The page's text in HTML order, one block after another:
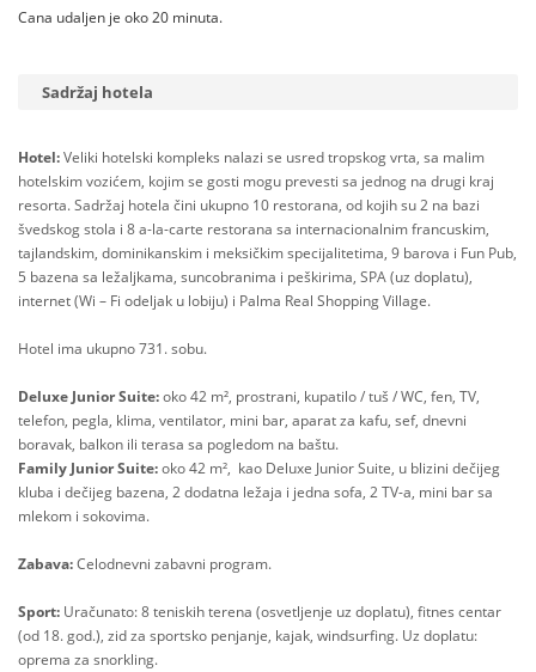
Cana udaljen je oko 20 minuta.
Sadržaj hotela
Hotel:Veliki hotelski kompleks nalazi se usred tropskog vrta, sa malim
hotelskim vozićem, kojim se gosti mogu prevesti sa jednog na drugi kraj
resorta. Sadržaj hotela čini ukupno 10 restorana, od kojih su 2 na bazi
švedskog stola i 8 a-la-carte restorana sa internacionalnim francuskim,
tajlandskim, dominikanskim i meksičkim specijalitetima, 9 barova i Fun Pub,
5 bazena sa ležaljkama, suncobranima i peškirima, SPA (uz doplatu),
internet (Wi – Fi odeljak u lobiju) i Palma Real Shopping Village.
Hotel ima ukupno 731. sobu.
Deluxe Junior Suite:oko 42 m², prostrani, kupatilo / tuš / WC, fen, TV,
telefon, pegla, klima, ventilator, mini bar, aparat za kafu, sef, dnevni
boravak, balkon ili terasa sa pogledom na baštu.
Family Junior Suite:oko 42 m², kao Deluxe Junior Suite, u blizini dečijeg
kluba i dečijeg bazena, 2 dodatna ležaja i jedna sofa, 2 TV-a, mini bar sa
mlekom i sokovima.
Zabava:Celodnevni zabavni program.
Sport: Uračunato: 8 teniskih terena (osvetljenje uz doplatu), fitnes centar
(od 18. god.), zid za sportsko penjanje, kajak, windsurfing. Uz doplatu:
oprema za snorkling.